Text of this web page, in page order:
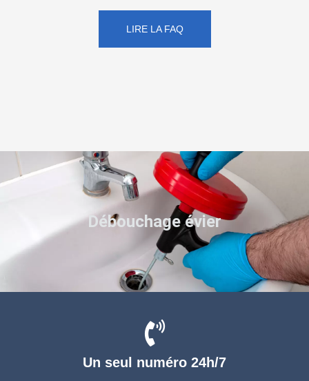
LIRE LA FAQ
Un seul numéro 24h/7
Débouchage évier